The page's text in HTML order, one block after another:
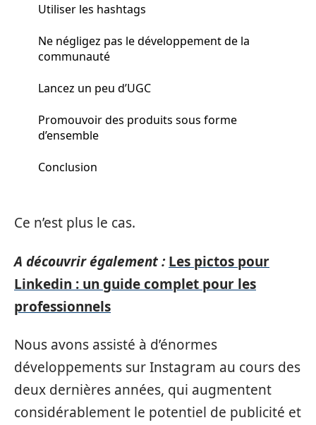
Utiliser les hashtags
Ne négligez pas le développement de la
communauté
Lancez un peu d’UGC
Promouvoir des produits sous forme
d’ensemble
Conclusion
Ce n’est plus le cas.
A découvrir également : Les pictos pour
Linkedin : un guide complet pour les
professionnels
Nous avons assisté à d’énormes
développements sur Instagram au cours des
deux dernières années, qui augmentent
considérablement le potentiel de publicité et